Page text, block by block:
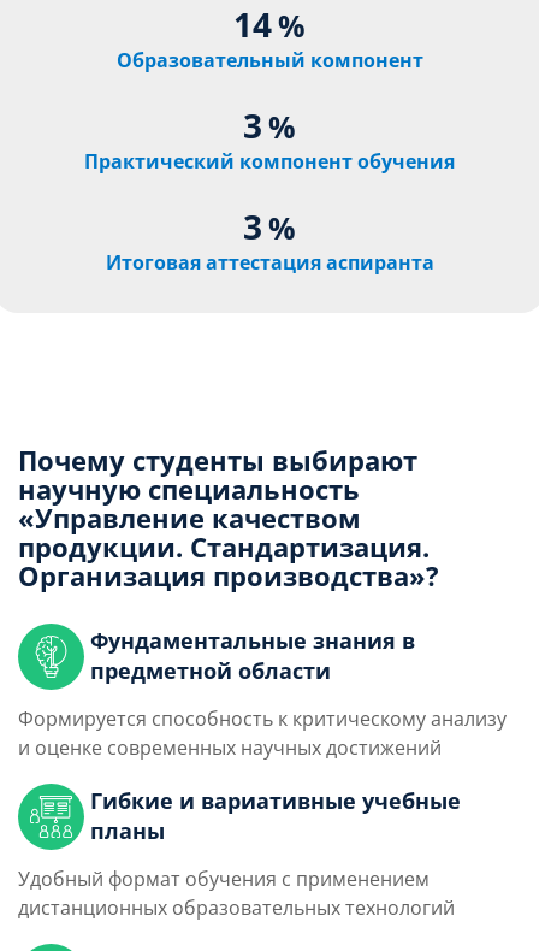
14%
Образовательный компонент
3%
Практический компонент обучения
3%
Итоговая аттестация аспиранта
Почему студенты выбирают
научную специальность
«Управление качеством
продукции. Стандартизация.
Организация производства»?
Фундаментальные знания в
предметной области
Формируется способность к критическому анализу
и оценке современных научных достижений
Гибкие и вариативные учебные
планы
Удобный формат обучения с применением
дистанционных образовательных технологий